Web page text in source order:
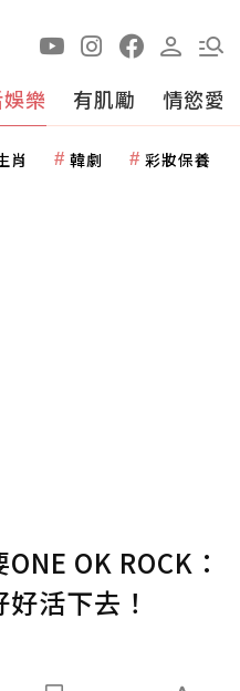
樂 有肌勵 情慾愛
肖 韓劇 彩妝保養
OK ROCK：
活下去！